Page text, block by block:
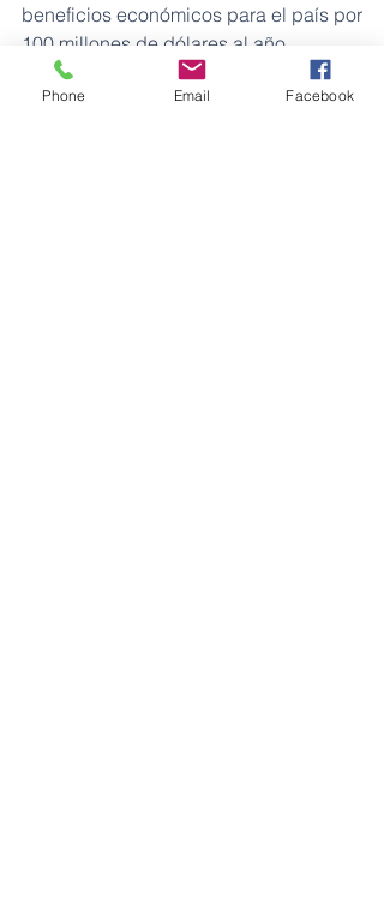
beneficios económicos para el país por
100 millones de dólares al año.
Fuente: CELEC EP
Phone Email Facebook